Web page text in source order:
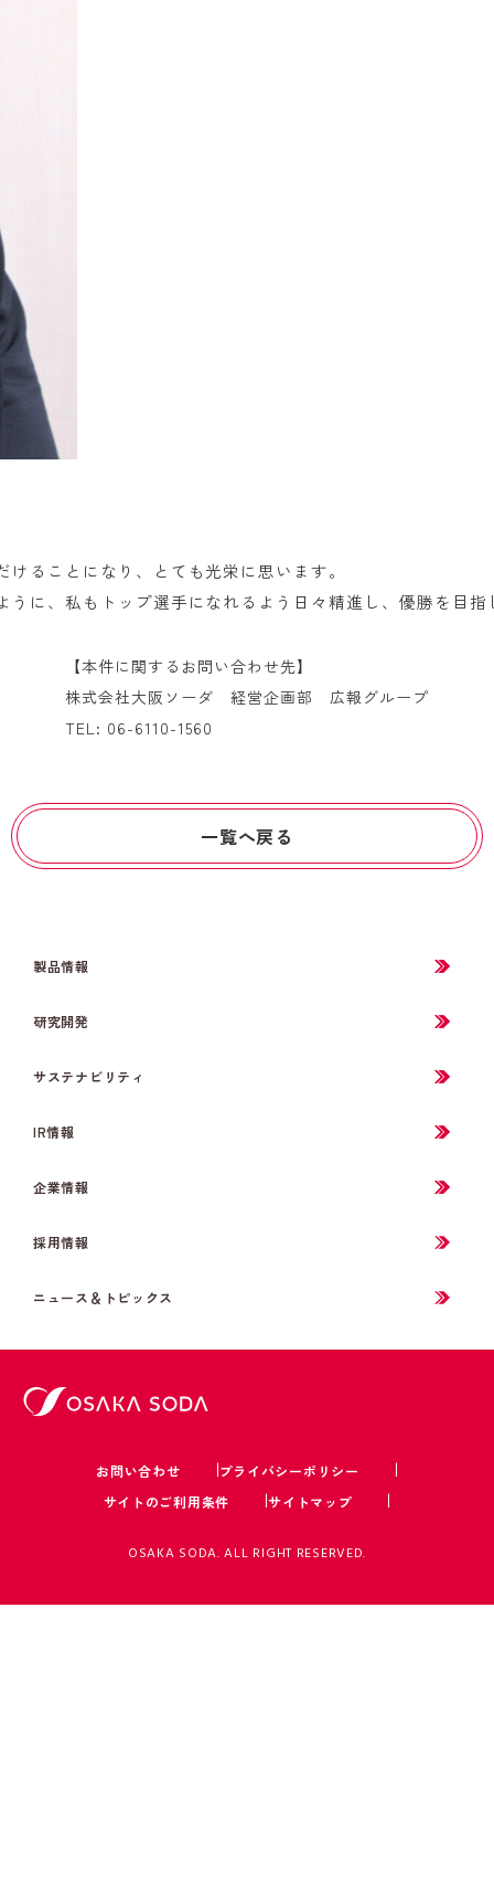
ることになり、とても光栄に思います。
に、私もトップ選手になれるよう日々精進し、優勝を目
【本件に関するお問い合わせ先】
株式会社大阪ソーダ 経営企画部 広報グループ
TEL: 06-6110-1560
一覧へ戻る
製品情報
研究開発
サステナビリティ
IR情報
企業情報
採用情報
ニュース＆トピックス
お問い合わせ
プライバシーポリシー
サイトのご利用条件
サイトマップ
OSAKA SODA. ALL RIGHT RESERVED.